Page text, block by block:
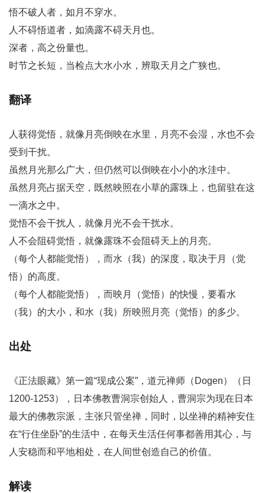
悟不破人者，如月不穿水。
人不碍悟道者，如滴露不碍天月也。
深者，高之份量也。
时节之长短，当检点大水小水，辨取天月之广狭也。
翻译
人获得觉悟，就像月亮倒映在水里，月亮不会湿，水也不会
受到干扰。
虽然月光那么广大，但仍然可以倒映在小小的水洼中。
虽然月亮占据天空，既然映照在小草的露珠上，也留驻在这
一滴水之中。
觉悟不会干扰人，就像月光不会干扰水。
人不会阻碍觉悟，就像露珠不会阻碍天上的月亮。
（每个人都能觉悟），而水（我）的深度，取决于月（觉
悟）的高度。
（每个人都能觉悟），而映月（觉悟）的快慢，要看水
（我）的大小，和水（我）所映照月亮（觉悟）的多少。
出处
《正法眼藏》第一篇“现成公案”，道元禅师（Dogen）（日
1200-1253），日本佛教曹洞宗创始人，曹洞宗为现在日本
最大的佛教宗派，主张只管坐禅，同时，以坐禅的精神安住
在“行住坐卧”的生活中，在每天生活任何事都善用其心，与
人安稳而和平地相处，在人间世创造自己的价值。
解读